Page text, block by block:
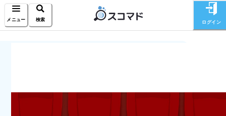
メニュー 検索 ログイン